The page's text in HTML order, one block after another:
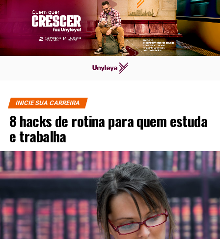
INICIE SUA CARREIRA
8 hacks de rotina para quem estuda
e trabalha